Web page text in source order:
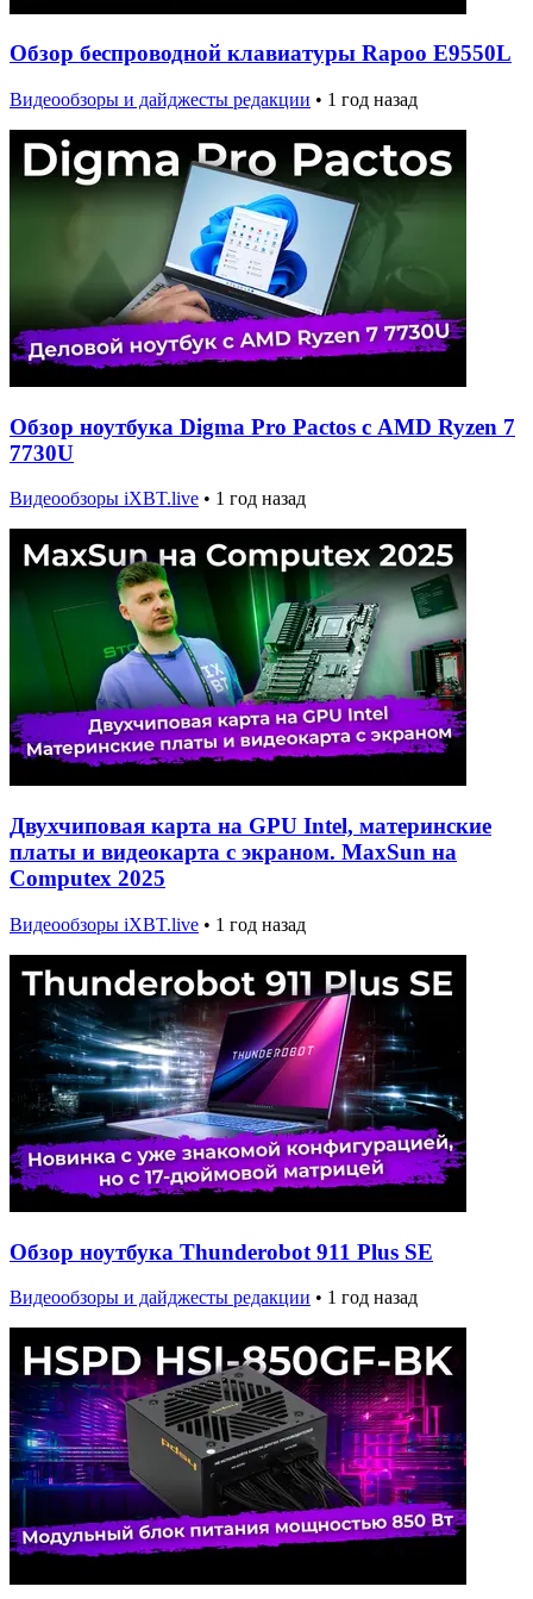
Обзор беспроводной клавиатуры Rapoo E9550L
Видеообзоры и дайджесты редакции • 1 год назад
Обзор ноутбука Digma Pro Pactos с AMD Ryzen 7
7730U
Видеообзоры iXBT.live • 1 год назад
Двухчиповая карта на GPU Intel, материнские
платы и видеокарта с экраном. MaxSun на
Computex 2025
Видеообзоры iXBT.live • 1 год назад
Обзор ноутбука Thunderobot 911 Plus SE
Видеообзоры и дайджесты редакции • 1 год назад